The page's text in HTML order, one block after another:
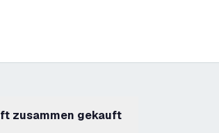
Oft zusammen gekauft